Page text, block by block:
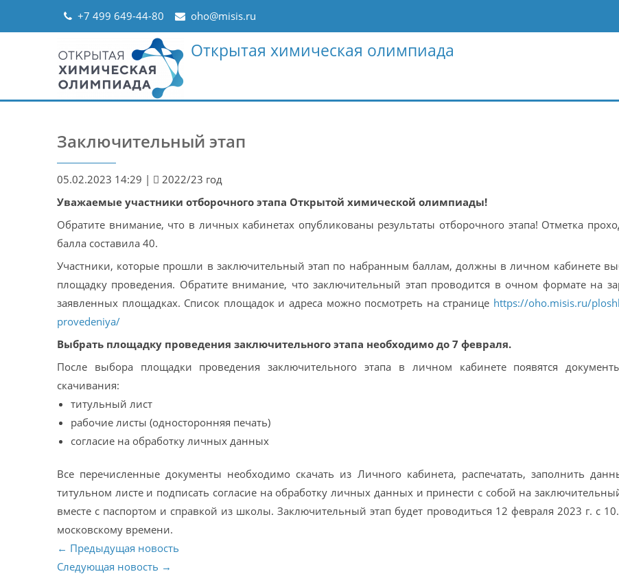
+7 499 649-44-80 oho@misis.ru
Открытая химическая олимпиада
Заключительный этап
05.02.2023 14:29 |
2022/23 год
Уважаемые участники отборочного этапа Открытой химической олимпиады!
Обратите внимание, что в личных кабинетах опубликованы результаты отборочного этапа! Отметка
балла составила 40.
Участники, которые прошли в заключительный этап по набранным баллам, должны в личном кабинете
площадку проведения. Обратите внимание, что заключительный этап проводится в очном формате на
заявленных площадках. Список площадок и адреса можно посмотреть на странице https://oho.misis.ru/
provedeniya/
Выбрать площадку проведения заключительного этапа необходимо до 7 февраля.
После выбора площадки проведения заключительного этапа в личном кабинете появятся
скачивания:
титульный лист
рабочие листы (односторонняя печать)
согласие на обработку личных данных
Все перечисленные документы необходимо скачать из Личного кабинета, распечатать, заполнить
титульном листе и подписать согласие на обработку личных данных и принести с собой на
вместе с паспортом и справкой из школы. Заключительный этап будет проводиться 12 февраля 2023 г. с
московскому времени.
← Предыдущая новость
Следующая новость →